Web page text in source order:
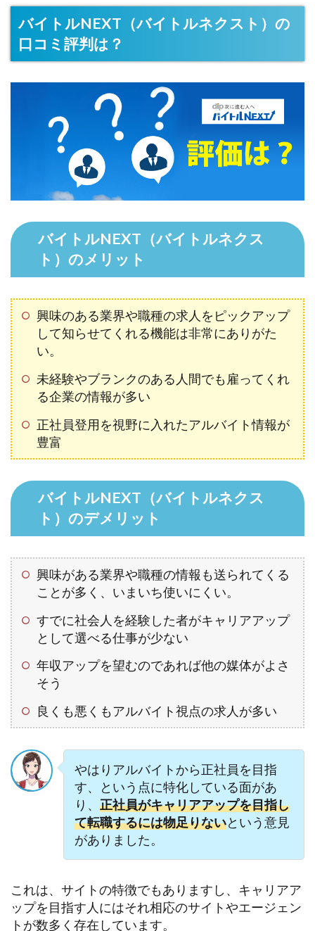
バイトルNEXT（バイトルネクスト）の
口コミ評判は？
バイトルNEXT（バイトルネクス
ト）のメリット
興味のある業界や職種の求人をピックアップ
して知らせてくれる機能は非常にありがた
い。
未経験やブランクのある人間でも雇ってくれ
る企業の情報が多い
正社員登用を視野に入れたアルバイト情報が
豊富
バイトルNEXT（バイトルネクス
ト）のデメリット
興味がある業界や職種の情報も送られてくる
ことが多く、いまいち使いにくい。
すでに社会人を経験した者がキャリアアップ
として選べる仕事が少ない
年収アップを望むのであれば他の媒体がよさ
そう
良くも悪くもアルバイト視点の求人が多い
やはりアルバイトから正社員を目指
す、という点に特化している面があ
り、 正社員がキャリアアップを目指し
て転職するには物足りないという意見
がありました。
これは、サイトの特徴でもありますし、キャリアア
ップを目指す人にはそれ相応のサイトやエージェン
トが数多く存在しています。